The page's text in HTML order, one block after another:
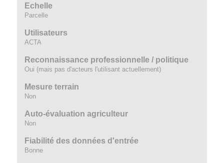
Echelle
Parcelle
Utilisateurs
ACTA
Reconnaissance professionnelle / politique
Oui (mais pas d'acteurs l'utilisant actuellement)
Mesure terrain
Non
Auto-évaluation agriculteur
Non
Fiabilité des données d'entrée
Bonne